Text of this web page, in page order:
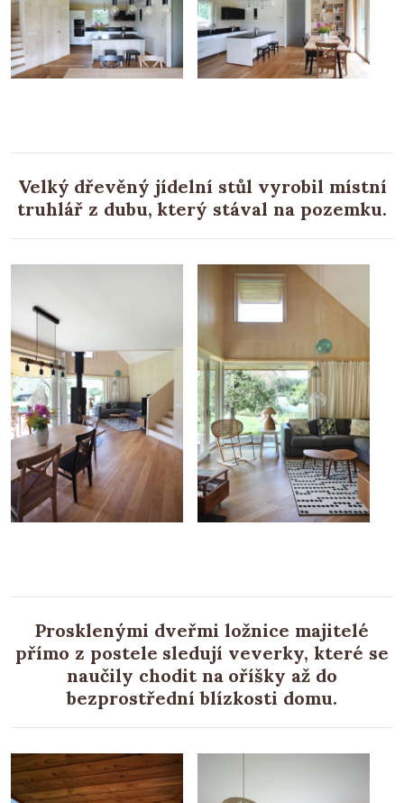
Velký dřevěný jídelní stůl vyrobil místní
truhlář z dubu, který stával na pozemku.
Prosklenými dveřmi ložnice majitelé
přímo z postele sledují veverky, které se
naučily chodit na oříšky až do
bezprostřední blízkosti domu.